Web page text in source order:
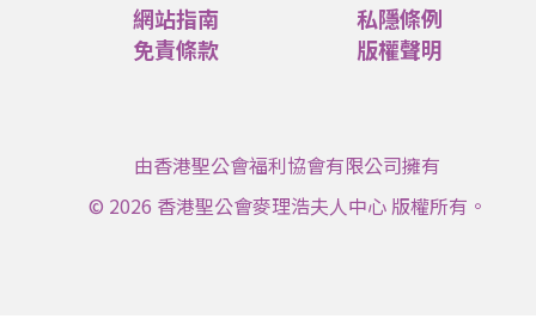
網站指南
私隱條例
免責條款
版權聲明
由香港聖公會福利協會有限公司擁有
© 2026 香港聖公會麥理浩夫人中心 版權所有。